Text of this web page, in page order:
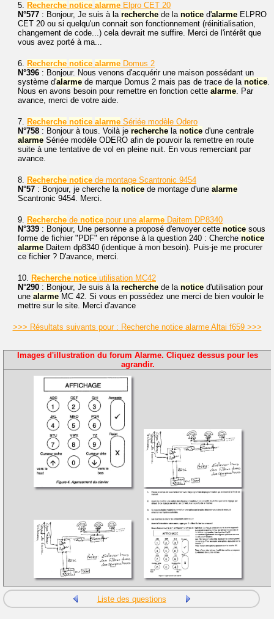
5. Recherche notice alarme Elpro CET 20
N°577 : Bonjour, Je suis à la recherche de la notice d'alarme ELPRO
CET 20 ou si quelqu'un connait son fonctionnement (réinitialisation,
changement de code...) cela devrait me suffire. Merci de l'intérêt que
vous avez porté à ma...
6. Recherche notice alarme Domus 2
N°396 : Bonjour. Nous venons d'acquérir une maison possédant un
système d'alarme de marque Domus 2 mais pas de trace de la notice.
Nous en avons besoin pour remettre en fonction cette alarme. Par
avance, merci de votre aide.
7. Recherche notice alarme Sériée modèle Odero
N°758 : Bonjour à tous. Voilà je recherche la notice d'une centrale
alarme Sériée modèle ODERO afin de pouvoir la remettre en route
suite à une tentative de vol en pleine nuit. En vous remerciant par
avance.
8. Recherche notice de montage Scantronic 9454
N°57 : Bonjour, je cherche la notice de montage d'une alarme
Scantronic 9454. Merci.
9. Recherche de notice pour une alarme Daitem DP8340
N°339 : Bonjour, Une personne a proposé d'envoyer cette notice sous
forme de fichier "PDF" en réponse à la question 240 : Cherche notice
alarme Daitem dp8340 (identique à mon besoin). Puis-je me procurer
ce fichier ? D'avance, merci.
10. Recherche notice utilisation MC42
N°290 : Bonjour, Je suis à la recherche de la notice d'utilisation pour
une alarme MC 42. Si vous en possédez une merci de bien vouloir le
mettre sur le site. Merci d'avance
>>> Résultats suivants pour : Recherche notice alarme Altai f659 >>>
Images d'illustration du forum Alarme. Cliquez dessus pour les
agrandir.
Liste des questions